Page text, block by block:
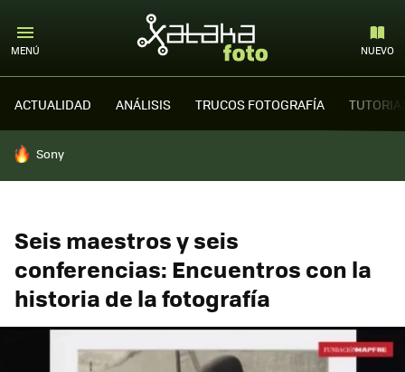
MENÚ NUEVO
ACTUALIDAD ANÁLISIS TRUCOS FOTOGRAFÍA
HOY SE HABLA DE
Sony
Seis maestros y seis
conferencias: Encuentros con la
historia de la fotografía